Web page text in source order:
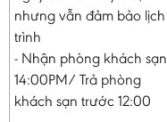
nhưng vẫn đảm bảo lịch
trình
- Nhận phòng khách sạn
14:00PM/ Trả phòng
khách sạn trước 12:00